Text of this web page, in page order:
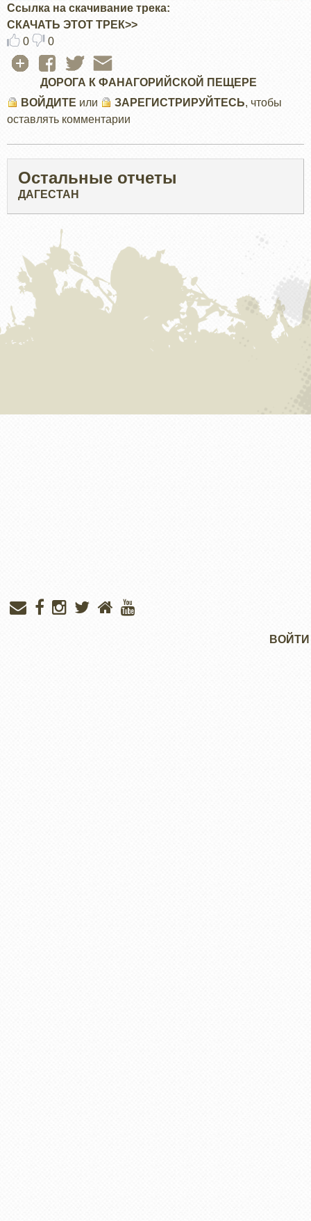
Ссылка на скачивание трека
СКАЧАТЬ ЭТОТ ТРЕК>>
0
0
ДОРОГА К ФАНАГОРИЙСКОЙ ПЕЩЕРЕ
ВОЙДИТЕ или ЗАРЕГИСТРИРУЙТЕСЬ, чтобы
оставлять комментарии
Остальные отчеты
ДАГЕСТАН
ВОЙТИ